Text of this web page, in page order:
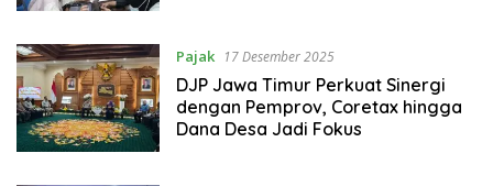
Pajak 17 Desember 2025
DJP Jawa Timur Perkuat Sinergi
dengan Pemprov, Coretax hingga
Dana Desa Jadi Fokus